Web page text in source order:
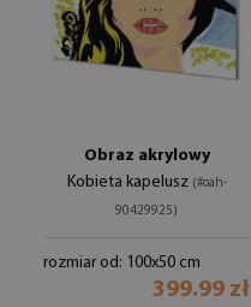
Obraz akrylowy
Kobieta kapelusz (#oah-
90429925)
rozmiar od: 100x50 cm
399.99 zł